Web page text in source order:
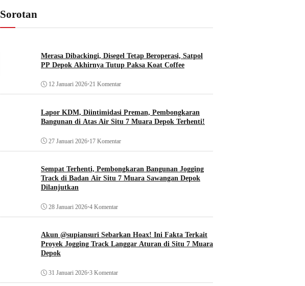
Sorotan
Merasa Dibackingi, Disegel Tetap Beroperasi, Satpol
PP Depok Akhirnya Tutup Paksa Koat Coffee
12 Januari 2026•21 Komentar
Lapor KDM, Diintimidasi Preman, Pembongkaran
Bangunan di Atas Air Situ 7 Muara Depok Terhenti!
27 Januari 2026•17 Komentar
Sempat Terhenti, Pembongkaran Bangunan Jogging
Track di Badan Air Situ 7 Muara Sawangan Depok
Dilanjutkan
28 Januari 2026•4 Komentar
Akun @supiansuri Sebarkan Hoax! Ini Fakta Terkait
Proyek Jogging Track Langgar Aturan di Situ 7 Muara
Depok
31 Januari 2026•3 Komentar